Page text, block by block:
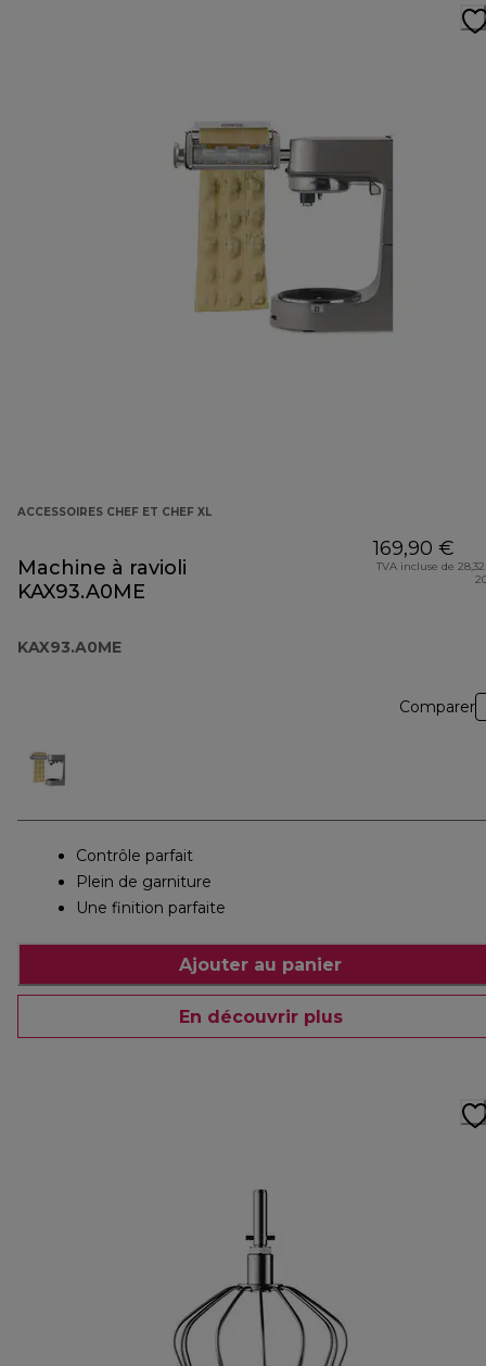
ACCESSOIRES CHEF ET CHEF XL
Machine à ravioli
KAX93.A0ME
KAX93.A0ME
169,90 €
TVA incluse de
Comparer
Contrôle parfait
Plein de garniture
Une finition parfaite
Ajouter au panier
En découvrir plus